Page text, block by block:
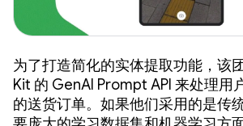
为了打造简化的实体提取功能，该
Kit 的 GenAI Prompt API 来处理用
的送货订单。如果他们采用的是传